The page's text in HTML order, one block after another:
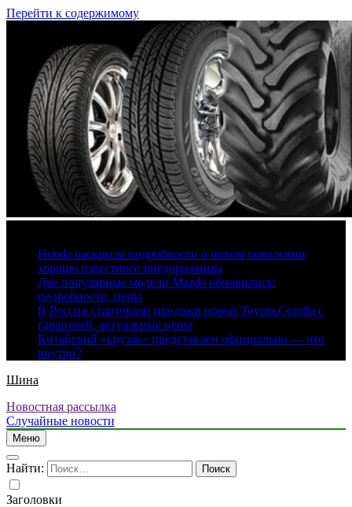
Перейти к содержимому
Honda раскрыла подробности о новом поколении
хорошо известного внедорожника
Две популярные модели Mazda обновились:
подробности, цены
В России стартовали продажи новой Toyota Corolla с
гарантией: актуальные цены
Китайский «крузак» представлен официально — что
внутри?
Шина
Новостная рассылка
Случайные новости
Меню
Найти:
Заголовки